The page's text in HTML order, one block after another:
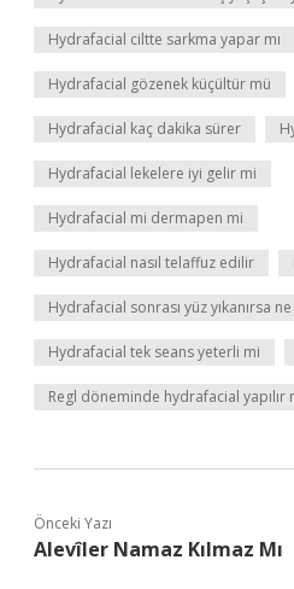
Hydrafacial ciltte sarkma yapar mı
Hydrafacial gözenek küçültür mü
Hydrafacial kaç dakika sürer
Hydrafacial lekelere iyi gelir mi
Hydrafacial mi dermapen mi
Hydrafacial nasıl telaffuz edilir
Hydrafacial sonrası yüz yıkanırsa
Hydrafacial tek seans yeterli mi
Regl döneminde hydrafacial yapılır
Önceki Yazı
Alevîler Namaz Kılmaz Mı